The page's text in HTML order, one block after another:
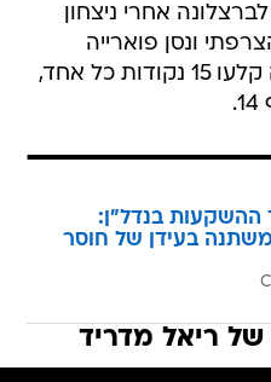
אחרי ניצחון
ונסן פוארייה
והקלע הבוסני דז'נאן מוסה קלעו 15 נקודות כל אחד,
ההשקעות בנדל"ן:
בעידן של חוסר
של ריאל מדריד